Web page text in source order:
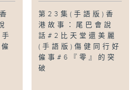
第23集(手語版)香
港故事：尾巴會說
話#2比天堂還美麗
(手語版)傷健同行好
僱事#6『零』的突
破